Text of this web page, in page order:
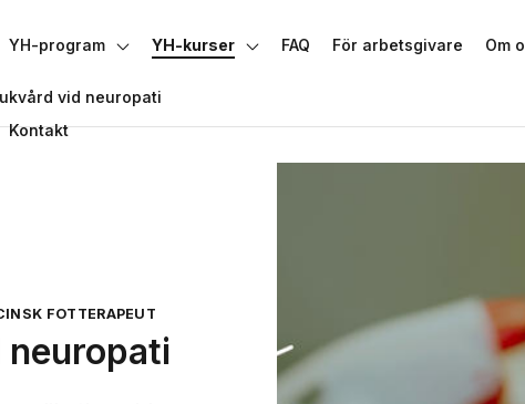
YH-program YH-kurser FAQ För arbetsgivare Om
Kontakt
vid neuropati
FOTTERAPEUT